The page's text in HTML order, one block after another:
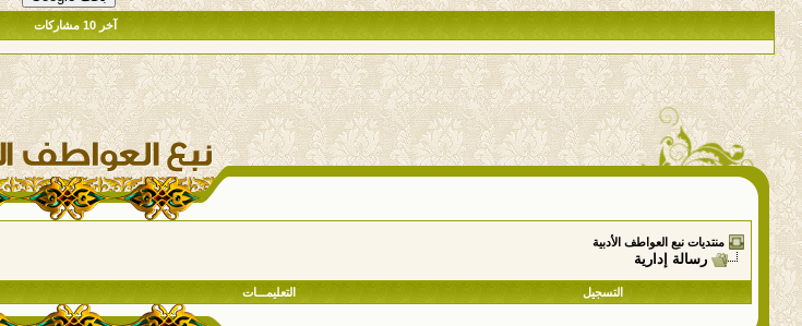
آخر 10 مشاركات
منتديات نبع العواطف الأدبية
رسالة إدارية
التسجيل التعليمـــات